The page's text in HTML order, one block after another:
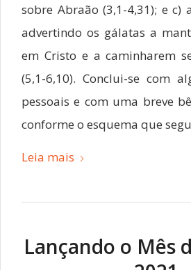
sobre Abraão (3,1-4,31); e c)
advertindo os gálatas a
em Cristo e a caminharem
(5,1-6,10). Conclui-se com
pessoais e com uma breve
conforme o esquema que
Leia mais
Lançando o Mês